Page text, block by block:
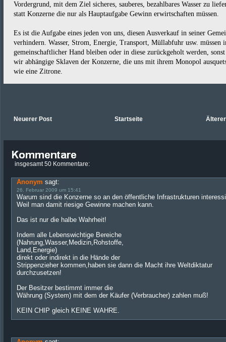
Vordergrund, mit dem Ziel sicheres, sauberes, bezahlbares Wasser zu
statt Konzerne die nur als Hauptaufgabe Gewinn erwirtschaften müssen.
Es ist die Aufgabe eines jeden von uns, diesen Ausverkauf in seiner
verhindern. Wasser, Strom, Energie, Transport, Müllabfuhr usw. müssen
gemeinschaftlicher Hand bleiben oder in diese zurückgeholt werden,
wir abhängige Sklaven der Konzerne, die uns mit ihrem Monopol
wie eine Zitrone.
Neuerer Post Startseite
insgesamt 50 Kommentare:
Anonym sagt:
26. Februar 2009 um 15:41
Warum sind die Konzerne so an den öffentliche Infrastrukturen
Weil man damit riesige Gewinne machen kann.
Das ist nur die halbe Wahrheit!
Indem alle Lebenswichtige Bereiche
(Nahrung,Wasser,Medizin,Rohstoffe,
Land,Energie)
direkt oder indirekt in die Hände der
Strippenzieher kommen,haben sie dann die Macht ihre Weltdiktatur
durchzusetzen!
Der Besitzer bestimmt immer die
Währung (System) mit dem der Käufer (Verbraucher) zahlen muß!
KEIN CHIP gleich KEINE WAHRE.